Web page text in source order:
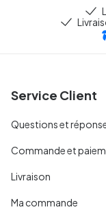
Service Client
Questions et
Commande et
Livraison
Ma commande